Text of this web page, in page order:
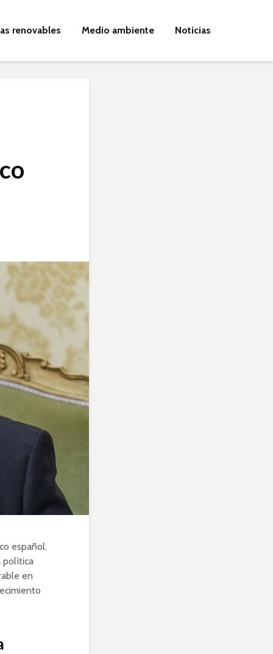
renovables Medio ambiente Noticias
español.
política
en